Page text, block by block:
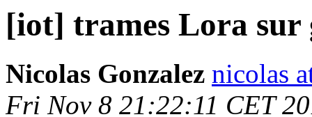
[iot] trames Lora sur
Nicolas Gonzalez nicolas
Fri Nov 8 21:22:11 CET